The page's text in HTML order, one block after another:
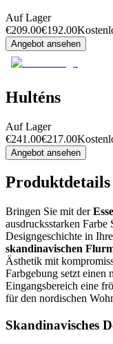
Auf Lager
€209.00€192.00
Angebot ansehen
Hulténs
Auf Lager
€241.00€217.00
Angebot ansehen
Produktdetails
Bringen Sie mit der
ausdrucksstarken
Designgeschichte in
skandinavischen
Ästhetik mit
Farbgebung setzt einen
Eingangsbereich eine
für den nordischen
Skandinavisches